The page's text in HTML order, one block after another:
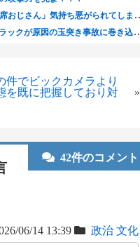
件でビックカメラより
を既に把握しており対
»
42件のコメント
06/14 13:39 政治 文化